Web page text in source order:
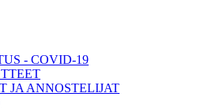
- COVID-19
JA ANNOSTELIJAT